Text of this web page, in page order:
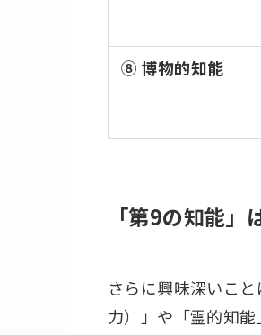
⑧ 博物的知能
「第9の知能」
さらに興味深いこ
力）」や「霊的知能